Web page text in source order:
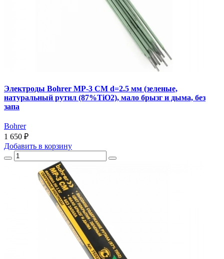
Электроды Bohrer МР-3 СМ d=2.5 мм (зеленые,
натуральный рутил (87%TiO2), мало брызг и дыма, без
запа
Bohrer
1 650 ₽
Добавить в корзину